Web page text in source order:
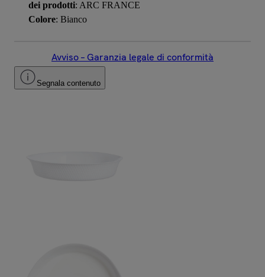
dei prodotti: ARC FRANCE
Colore: Bianco
Avviso – Garanzia legale di conformità
Segnala contenuto